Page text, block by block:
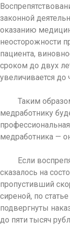
законной
оказанию
неосторожности
пациента,
сроком до двух
увеличивается
Таким
медработнику
медработника —
Если
сказалось на
пропустивший
сиреной, по
подвергнуты
до пяти тысяч